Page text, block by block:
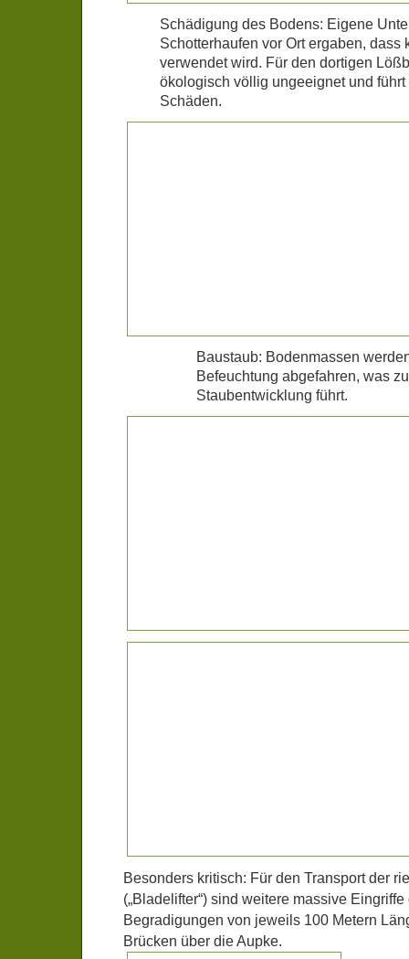
Schädigung des Bodens: Eigene
Schotterhaufen vor Ort ergaben, dass
verwendet wird. Für den dortigen
ökologisch völlig ungeeignet und
Schäden.
Baustaub: Bodenmassen
Befeuchtung abgefahren, was
Staubentwicklung führt.
Besonders kritisch: Für den Transport der
(„Bladelifter“) sind weitere massive
Begradigungen von jeweils 100 Metern
Brücken über die Aupke.